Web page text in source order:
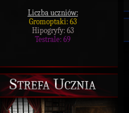
Liczba uczniów:
Gromoptaki: 63
Hipogryfy: 63
Testrale: 69
Strefa Ucznia